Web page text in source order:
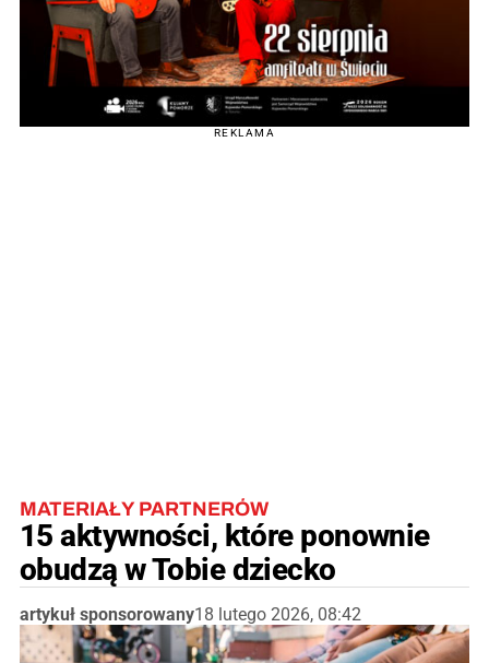
REKLAMA
MATERIAŁY PARTNERÓW
15 aktywności, które ponownie
obudzą w Tobie dziecko
artykuł sponsorowany18 lutego 2026, 08:42